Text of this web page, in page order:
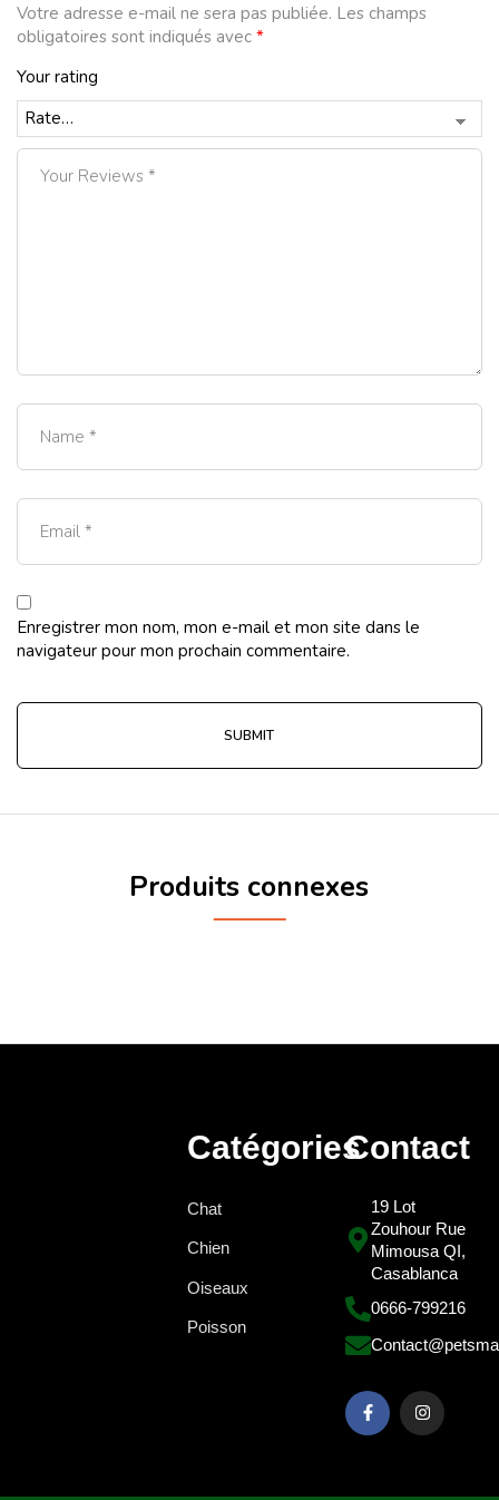
Votre adresse e-mail ne sera pas publiée. Les champs
obligatoires sont indiqués avec *
Your rating
Enregistrer mon nom, mon e-mail et mon site dans le
navigateur pour mon prochain commentaire.
Produits connexes
Catégories
Chat
Chien
Oiseaux
Poisson
Contact
19 Lot
Zouhour Rue
Mimousa QI,
Casablanca
0666-799216